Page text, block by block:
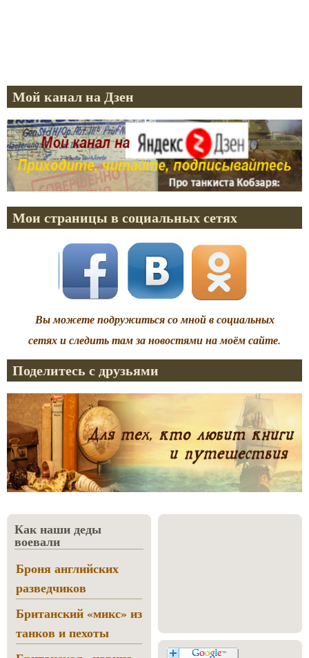
Мой канал на Дзен
Мои страницы в социальных сетях
Вы можете подружиться со мной в социальных
сетях и следить там за новостями на моём сайте.
Поделитесь с друзьями
Как наши деды
воевали
Броня английских
разведчиков
Британский «микс» из
танков и пехоты